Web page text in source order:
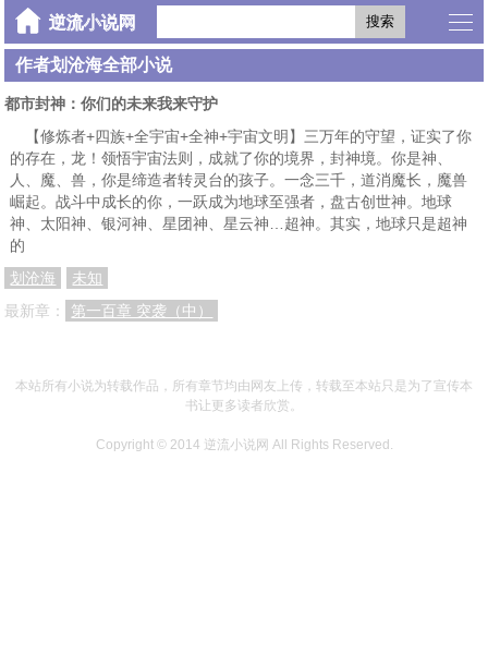
搜索
作者划沧海全部小说
都市封神：你们的未来我来守护
【修炼者+四族+全宇宙+全神+宇宙文明】三万年的守望，证实了你
的存在，龙！领悟宇宙法则，成就了你的境界，封神境。你是神、
人、魔、兽，你是缔造者转灵台的孩子。一念三千，道消魔长，魔兽
崛起。战斗中成长的你，一跃成为地球至强者，盘古创世神。地球
神、太阳神、银河神、星团神、星云神…超神。其实，地球只是超神
的
划沧海
未知
最新章：
第一百章 突袭（中）
本站所有小说为转载作品，所有章节均由网友上传，转载至本站只是为了宣传本
书让更多读者欣赏。
Copyright © 2014 逆流小说网 All Rights Reserved.